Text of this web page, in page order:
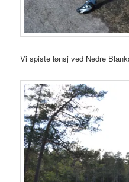
Vi spiste lønsj ved Nedre